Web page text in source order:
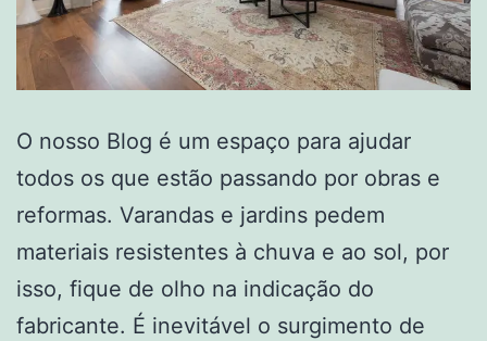
O nosso Blog é um espaço para ajudar
todos os que estão passando por obras e
reformas. Varandas e jardins pedem
materiais resistentes à chuva e ao sol, por
isso, fique de olho na indicação do
fabricante. É inevitável o surgimento de